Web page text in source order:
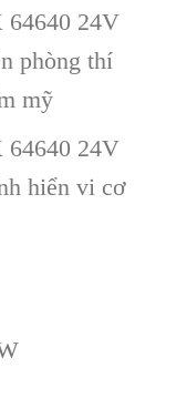
64640 24V
phòng thí
mỹ
64640 24V
hiển vi cơ